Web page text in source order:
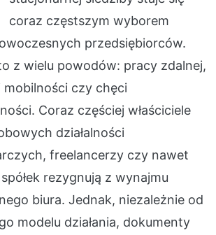
coraz częstszym wyborem
przedsiębiorców.
z wielu powodów: pracy zdalnej,
mobilności czy chęci
Coraz częściej właściciele
działalności
freelancerzy czy nawet
rezygnują z wynajmu
biura. Jednak, niezależnie od
modelu działania, dokumenty